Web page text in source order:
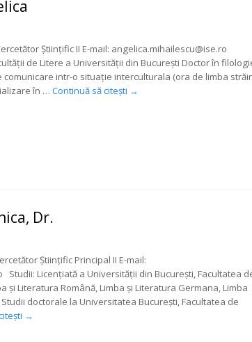
Știinţific II E-mail: angelica.mihailescu@ise.ro
de Litere a Universităţii din Bucureşti Doctor în
comunicare intr-o situaţie interculturala (ora de limba
în … Continuă să citești →
Dr.
Științific Principal II E-mail:
Studii: Licențiată a Universității din București, Facultatea
și Literatura Română, Limba și Literatura Germana, Limba
doctorale la Universitatea București, Facultatea de
→